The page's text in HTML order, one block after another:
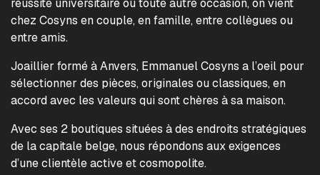
réussite universitaire ou toute autre occasion, on vient
chez Cosyns en couple, en famille, entre collègues ou
entre amis.
Joaillier formé à Anvers, Emmanuel Cosyns a l’oeil pour
sélectionner des pièces, originales ou classiques, en
accord avec les valeurs qui sont chères à sa maison.
Avec ses 2 boutiques situées à des endroits stratégiques
de la capitale belge, nous répondons aux exigences
d’une clientèle active et cosmopolite.